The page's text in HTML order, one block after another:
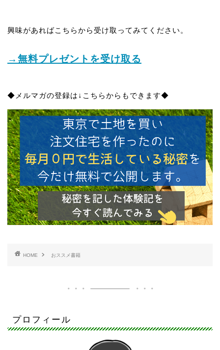
興味があればこちらから受け取ってみてください。
→無料プレゼントを受け取る
◆メルマガの登録は↓こちらからもできます◆
HOME おススメ書籍
プロフィール